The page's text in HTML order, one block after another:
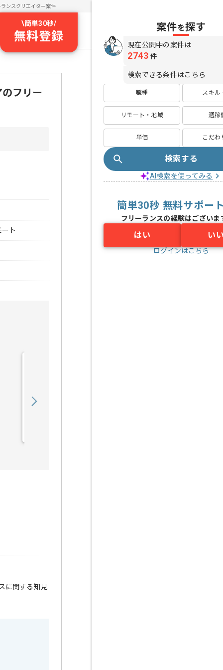
ランスクリエイター案件
\簡単30秒/
無料登録
フリー
ト
に関する知見
案件を探す
現在公開中の案件は
2743 件
検索できる条件はこちら
職種 スキル
リモート・地域 週稼
単価 こだわ
検索する
AI検索を使ってみる
簡単30秒 無料サポー
フリーランスの経験はございま
はい い
ログインはこちら